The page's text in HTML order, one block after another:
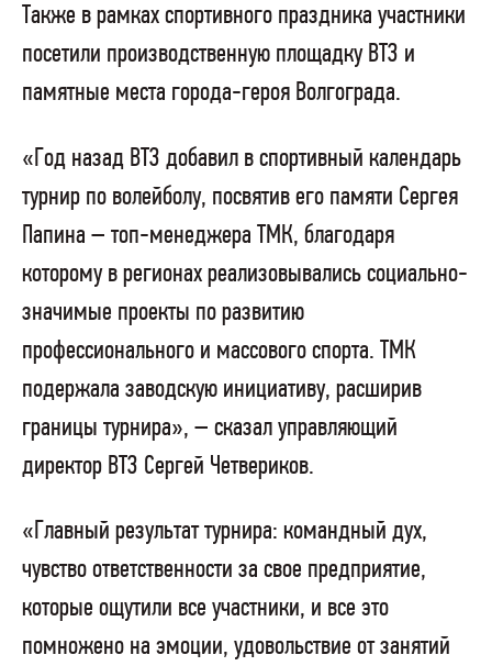
Также в рамках спортивного праздника участники
посетили производственную площадку ВТЗ и
памятные места города-героя Волгограда.
«Год назад ВТЗ добавил в спортивный календарь
турнир по волейболу, посвятив его памяти Сергея
Папина – топ-менеджера ТМК, благодаря
которому в регионах реализовывались социально-
значимые проекты по развитию
профессионального и массового спорта. ТМК
подержала заводскую инициативу, расширив
границы турнира», – сказал управляющий
директор ВТЗ Сергей Четвериков.
«Главный результат турнира: командный дух,
чувство ответственности за свое предприятие,
которые ощутили все участники, и все это
помножено на эмоции, удовольствие от занятий